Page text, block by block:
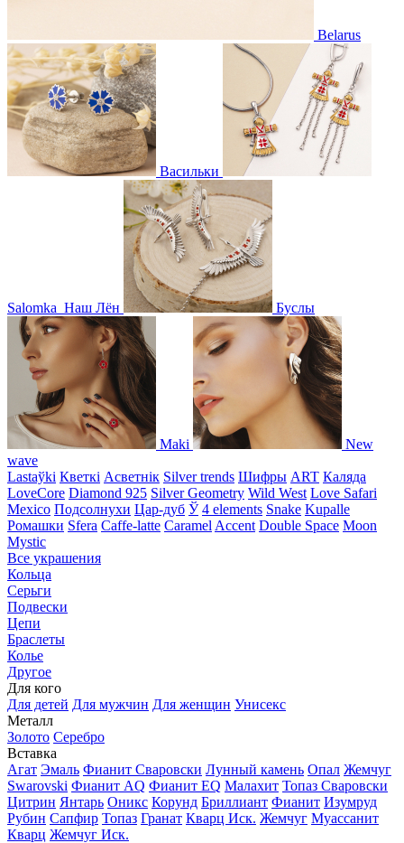
Belarus
Васильки
Salomka Наш Лён Буслы
Maki
New
wave
Lastaўki Кветкі Асветнiк Silver trends Шифры ART Каляда
LoveCore Diamond 925 Silver Geometry Wild West Love Safari
Mexico Подсолнухи Цар-дуб Ў 4 elements Snake Kupalle
Ромашки Sfera Caffe-latte Caramel Accent Double Space Moon
Mystic
Все украшения
Кольца
Серьги
Подвески
Цепи
Браслеты
Колье
Другое
Для кого
Для детей Для мужчин Для женщин Унисекс
Металл
Золото Серебро
Вставка
Агат Эмаль Фианит Сваровски Лунный камень Опал Жемчуг
Swarovski Фианит AQ Фианит EQ Малахит Топаз Сваровски
Цитрин Янтарь Оникс Корунд Бриллиант Фианит Изумруд
Рубин Сапфир Топаз Гранат Кварц Иск. Жемчуг Муассанит
Кварц Жемчуг Иск.